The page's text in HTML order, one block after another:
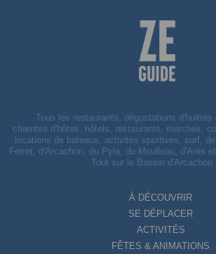
Tous les restaurants, dégustations d'huitres
chambre d'hôtes, hôtels, restaurants, marchés,
locations de bateaux, activités sportives, surf,
Ferret, d'Arcachon, du Pyla, du Moulleau, d'Arès
Tout sur le Bassin d'Arcachon
À DÉCOUVRIR
SE DÉPLACER
ACTIVITÉS
FÊTES & ANIMATIONS